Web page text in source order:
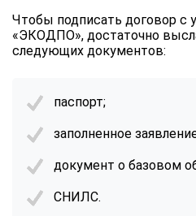
Чтобы подписать договор с
«ЭКОДПО», достаточно
следующих документов:
паспорт;
заполненное
документ о базовом
СНИЛС.